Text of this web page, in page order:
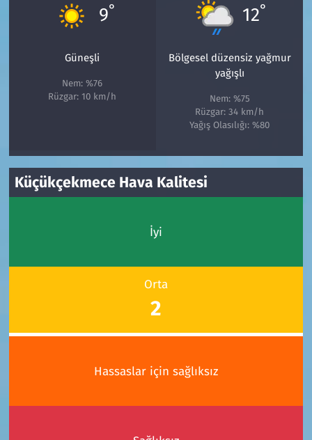
9°
Güneşli
Nem: %76
Rüzgar: 10 km/h
12°
Bölgesel düzensiz yağmur
yağışlı
Nem: %75
Rüzgar: 34 km/h
Yağış Olasılığı: %80
Küçükçekmece Hava Kalitesi
İyi
Orta
2
Hassaslar için sağlıksız